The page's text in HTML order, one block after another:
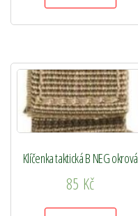
Klíčenka taktická B NEG okrová
85 Kč